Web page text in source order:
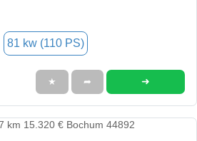
81 kw (110 PS)
★ ➦ ➜